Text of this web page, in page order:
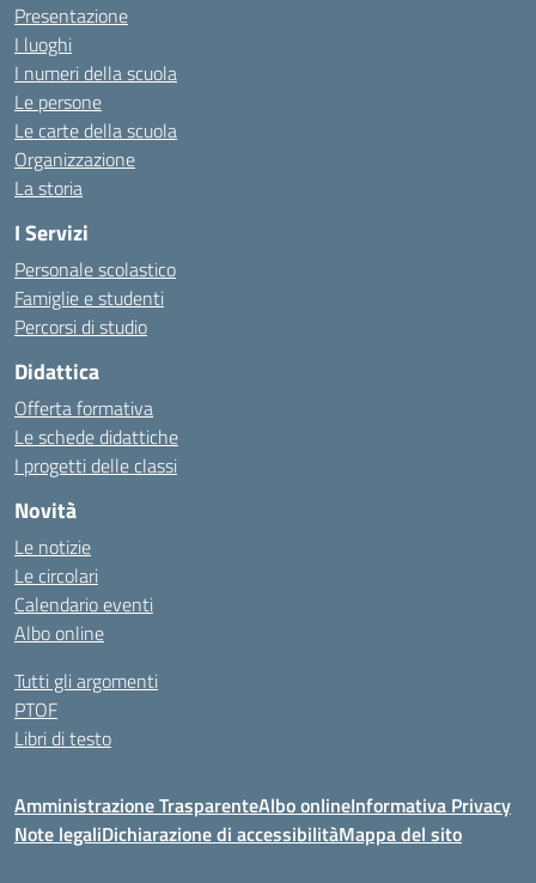
Presentazione
I luoghi
I numeri della scuola
Le persone
Le carte della scuola
Organizzazione
La storia
I Servizi
Personale scolastico
Famiglie e studenti
Percorsi di studio
Didattica
Offerta formativa
Le schede didattiche
I progetti delle classi
Novità
Le notizie
Le circolari
Calendario eventi
Albo online
Tutti gli argomenti
PTOF
Libri di testo
Amministrazione TrasparenteAlbo onlineInformativa Privacy
Note legaliDichiarazione di accessibilitàMappa del sito